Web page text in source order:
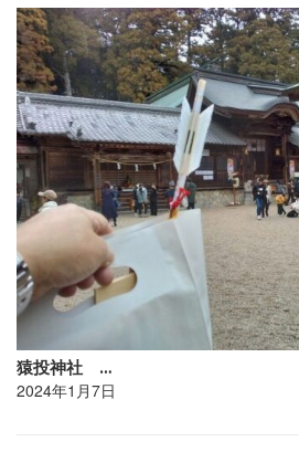
猿投神社 …
2024年1月7日